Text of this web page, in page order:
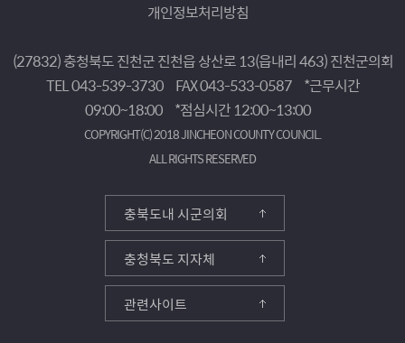
개인정보처리방침
(27832) 충청북도 진천군 진천읍 상산로 13(읍내리 463) 진천군의회
TEL 043-539-3730 FAX 043-533-0587
*근무시간
09:00~18:00 *점심시간 12:00~13:00
COPYRIGHT(C) 2018 JINCHEON COUNTY COUNCIL.
ALL RIGHTS RESERVED
충북도내 시군의회
충청북도 지자체
관련사이트